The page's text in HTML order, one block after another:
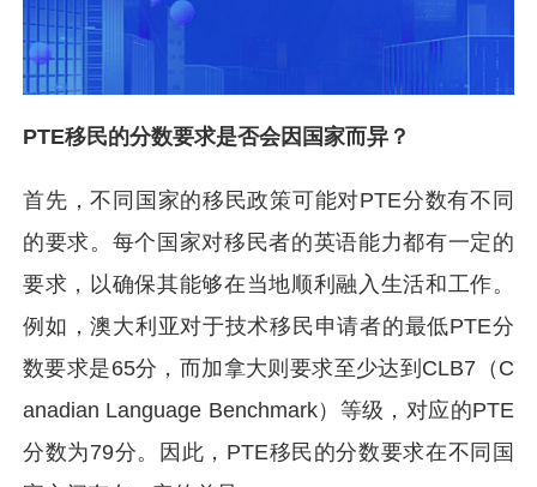
PTE移民的分数要求是否会因国家而异？
首先，不同国家的移民政策可能对PTE分数有不同
的要求。每个国家对移民者的英语能力都有一定的
要求，以确保其能够在当地顺利融入生活和工作。
例如，澳大利亚对于技术移民申请者的最低PTE分
数要求是65分，而加拿大则要求至少达到CLB7（C
anadian Language Benchmark）等级，对应的PTE
分数为79分。因此，PTE移民的分数要求在不同国